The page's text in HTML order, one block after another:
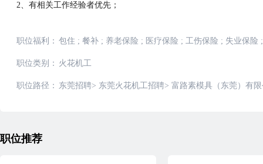
2、有相关工作经验者优先；
职位福利： 包住 ; 餐补 ; 养老保险 ; 医疗保险 ; 工伤保险 ; 失业保险 ;
职位类别： 火花机工
职位路径： 东莞招聘> 东莞火花机工招聘> 富路素模具（东莞）有
职位推荐